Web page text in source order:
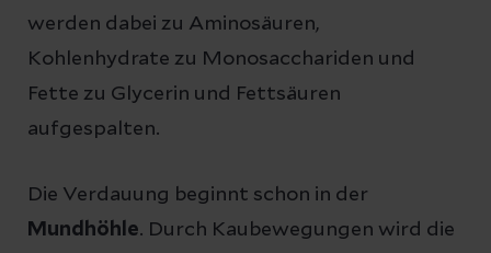
werden dabei zu Aminosäuren,
Kohlenhydrate zu Monosacchariden und
Fette zu Glycerin und Fettsäuren
aufgespalten.
Die Verdauung beginnt schon in der
Mundhöhle. Durch Kaubewegungen wird die